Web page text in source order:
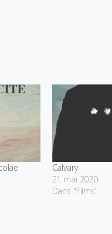
Calvary
21 mai 2020
Dans "Films"